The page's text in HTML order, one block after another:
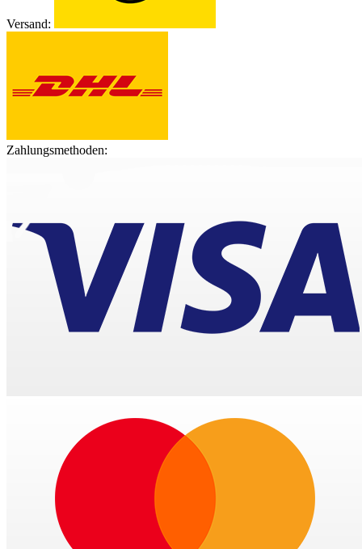
Versand:
Zahlungsmethoden: